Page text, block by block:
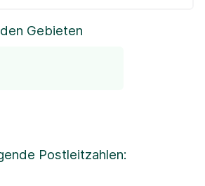
Gebieten
Postleitzahlen: